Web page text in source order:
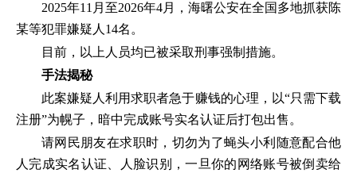
2025年11月至2026年4月，海曙公安在全国多地抓获陈
某等犯罪嫌疑人14名。
目前，以上人员均已被采取刑事强制措施。
手法揭秘
此案嫌疑人利用求职者急于赚钱的心理，以“只需下载
注册”为幌子，暗中完成账号实名认证后打包出售。
请网民朋友在求职时，切勿为了蝇头小利随意配合他
人完成实名认证、人脸识别，一旦你的网络账号被倒卖给